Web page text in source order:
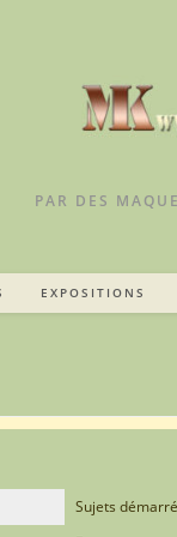
PAR DES
EXPOSITIONS
Sujets